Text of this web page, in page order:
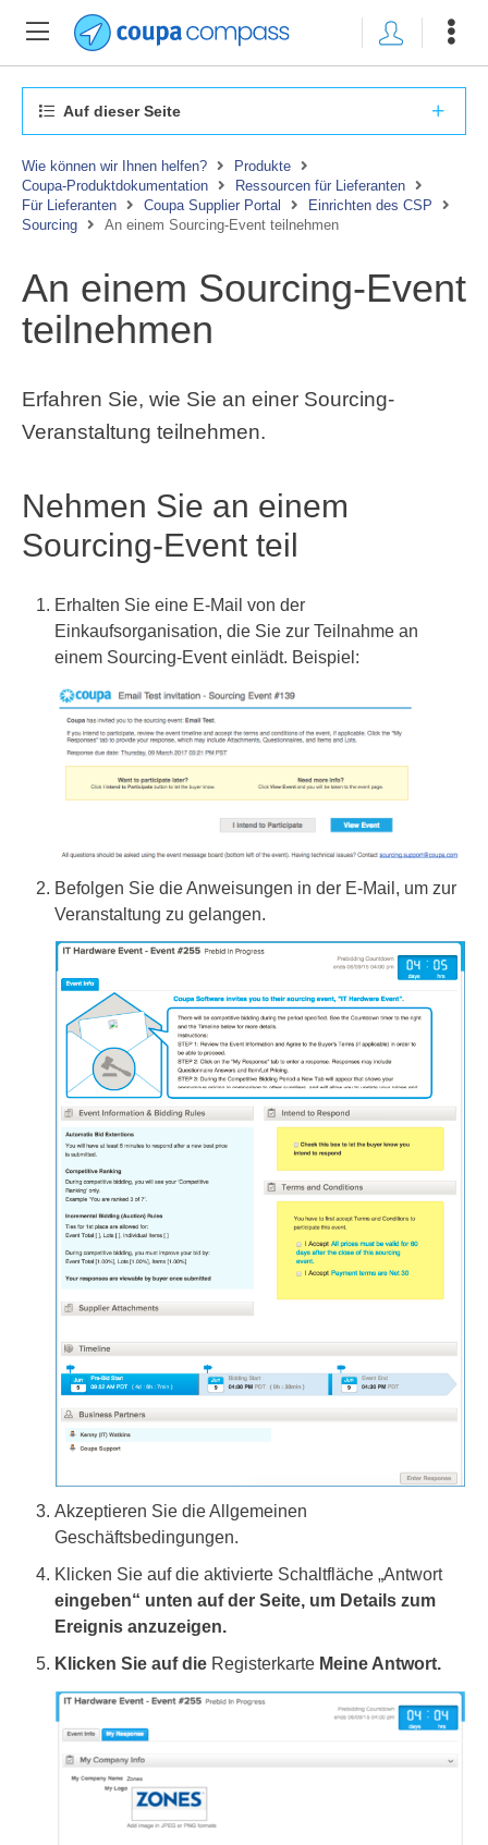
Auf dieser Seite
Wie können wir Ihnen helfen?
Produkte
Coupa-Produktdokumentation
Ressourcen für Lieferanten
Für Lieferanten
Coupa Supplier Portal
Einrichten des CSP
Sourcing
An einem Sourcing-Event teilnehmen
An einem Sourcing-Event
teilnehmen
Erfahren Sie, wie Sie an einer Sourcing-
Veranstaltung teilnehmen.
Nehmen Sie an einem
Sourcing-Event teil
Erhalten Sie eine E-Mail von der
Einkaufsorganisation, die Sie zur Teilnahme an
einem Sourcing-Event einlädt. Beispiel:
Befolgen Sie die Anweisungen in der E-Mail, um zur
Veranstaltung zu gelangen.
Akzeptieren Sie die Allgemeinen
Geschäftsbedingungen.
Klicken Sie auf die aktivierte Schaltfläche „Antwort
eingeben“ unten auf der Seite, um Details zum
Ereignis anzuzeigen.
Klicken Sie auf die Registerkarte Meine Antwort.